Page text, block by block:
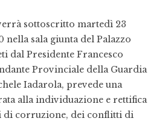
sottoscritto martedì 23
nella sala giunta del Palazzo
dal Presidente Francesco
Provinciale della Guardia
Iadarola, prevede una
alla individuazione e rettifica
di corruzione, dei conflitti di